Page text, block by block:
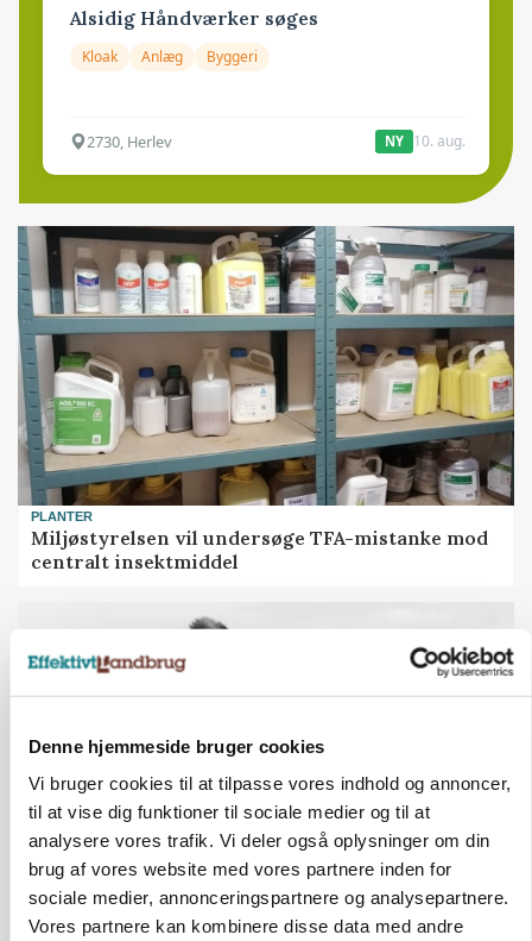
Denne hjemmeside bruger cookies
Vi bruger cookies til at tilpasse vores indhold og annoncer,
til at vise dig funktioner til sociale medier og til at
analysere vores trafik. Vi deler også oplysninger om din
brug af vores website med vores partnere inden for
sociale medier, annonceringspartnere og analysepartnere.
Vores partnere kan kombinere disse data med andre
Alsidig Håndværker søges
Kloak Anlæg Byggeri
2730, Herlev NY 10. aug.
PLANTER
Miljøstyrelsen vil undersøge TFA-mistanke mod
centralt insektmiddel
LEDER
Det er helt i hegnet, når nogen fortsat påstår, at